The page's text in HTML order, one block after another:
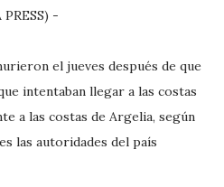
PRESS) -
el jueves después de que
intentaban llegar a las costas
a las costas de Argelia, según
las autoridades del país